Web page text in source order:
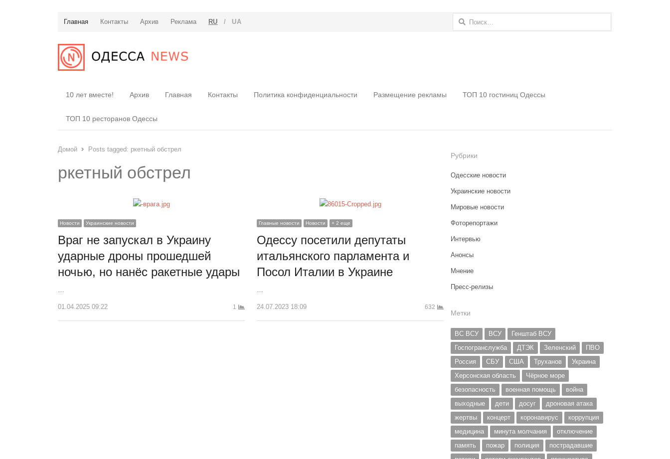
Главная Контакты Архив Реклама RU / UA Найти:
10 лет вместе! Архив Главная Контакты Политика конфиденциальности Размещение рекламы ТОП 10 гостиниц Одессы
ТОП 10 ресторанов Одессы
Домой Posts tagged: ркетный обстрел
ркетный обстрел
Новости Украинские новости
Враг не запускал в Украину
ударные дроны прошедшей
ночью, но нанёс ракетные удары
01.04.2025 09:22 1
Главные новости Новости + 2 еще
Одессу посетили депутаты
итальянского парламента и
Посол Италии в Украине
24.07.2023 18:09 632
Рубрики
Одесские новости
Украинские новости
Мировые новости
Фоторепортажи
Интервью
Анонсы
Мнение
Пресс-релизы
Метки
ВС ВСУ ВСУ
Генштаб ВСУ
Госпогранслужба
ДТЭК Зеленский
ПВО
Россия
СБУ США Труханов
Украина
Херсонская область
Чёрное море
безопасность
военная помощь
война
выходные
дети досуг
дроновая атака
жертвы
концерт коронавирус
коррупция
медицина
минута молчания
отключение
память
пожар полиция
пострадавшие